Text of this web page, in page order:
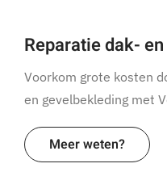
Reparatie dak-
Voorkom grote kosten
en gevelbekleding met
Meer weten?